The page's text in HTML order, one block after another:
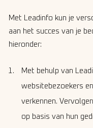
Met Leadinfo kun je
aan het succes van je
hieronder:
Met behulp van
websitebezoekers
verkennen.
op basis van hun